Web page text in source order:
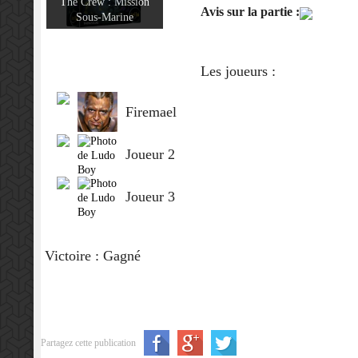
Sous-Marine
Avis sur la partie :
Les joueurs :
Firemael
Joueur 2
Joueur 3
Victoire : Gagné
Partagez cette publication